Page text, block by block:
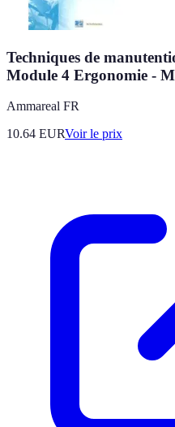
Techniques de
Module 4 Ergonomie -
Ammareal FR
10.64 EURVoir le prix